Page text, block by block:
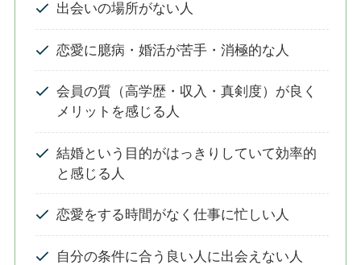
出会いの場所がない人
恋愛に臆病・婚活が苦手・消極的な人
会員の質（高学歴・収入・真剣度）が良く
メリットを感じる人
結婚という目的がはっきりしていて効率的
と感じる人
恋愛をする時間がなく仕事に忙しい人
自分の条件に合う良い人に出会えない人